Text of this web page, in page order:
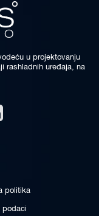
u projektovanju
rashladnih uređaja, na
politika
podaci